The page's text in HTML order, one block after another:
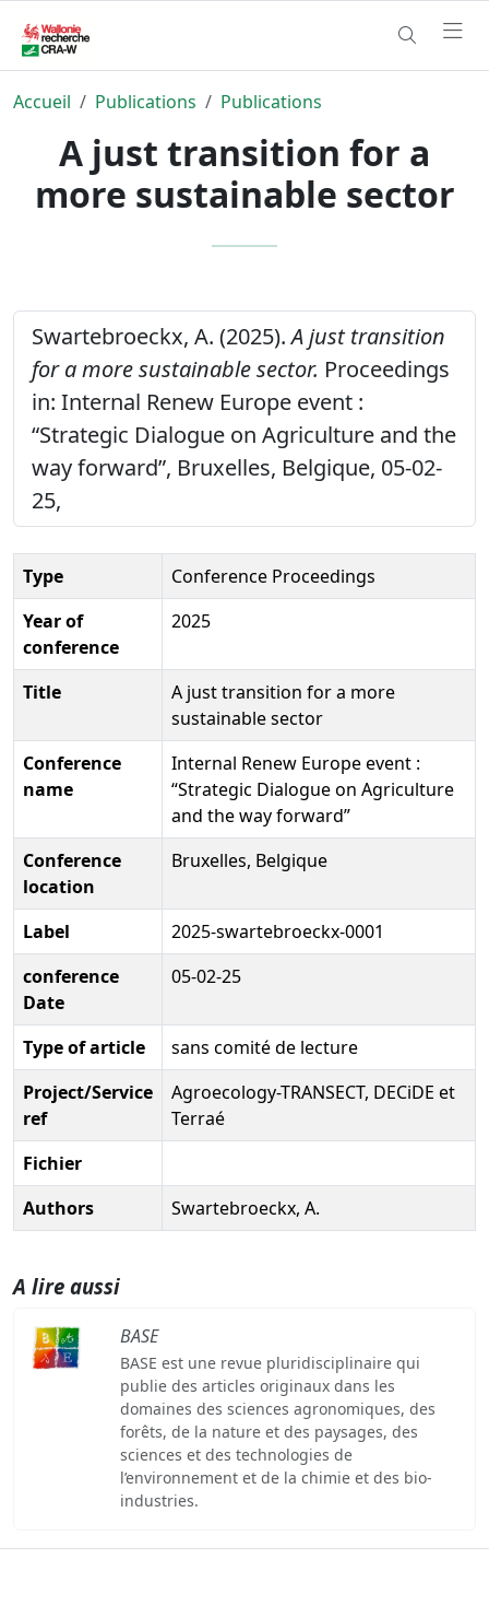
Accueil Publications Publications
A just transition for a
more sustainable sector
Swartebroeckx, A. (2025).A just transition
for a more sustainable sector. Proceedings
in: Internal Renew Europe event :
“Strategic Dialogue on Agriculture and the
way forward”, Bruxelles, Belgique, 05-02-
25,
Type
Conference Proceedings
Year of
conference
2025
Title
A just transition for a more
sustainable sector
Conference
name
Internal Renew Europe event :
“Strategic Dialogue on Agriculture
and the way forward”
Conference
location
Bruxelles, Belgique
Label
2025-swartebroeckx-0001
conference
Date
05-02-25
Type of article
sans comité de lecture
Project/Service
ref
Agroecology-TRANSECT, DECiDE et
Terraé
Fichier
Authors
Swartebroeckx, A.
A lire aussi
BASE
BASE est une revue pluridisciplinaire qui
publie des articles originaux dans les
domaines des sciences agronomiques, des
forêts, de la nature et des paysages, des
sciences et des technologies de
l’environnement et de la chimie et des bio-
industries.